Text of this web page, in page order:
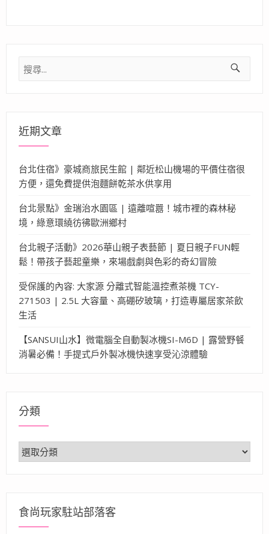
搜
尋
近期文章
台北住宿》豪城商旅民生館 | 鄰近松山機場的平價住宿很
方便，還免費提供泡麵餅乾茶水供享用
台北景點》金瑞治水園區 | 遠離喧囂！城市裡的森林秘
境，綠意環繞彷彿歐洲鄉村
台北親子活動》2026華山親子表藝節 | 夏日親子FUN輕
鬆！帶孩子藝起童樂，來場戲劇與色彩的奇幻冒險
受保護的內容: 大家源 分離式智能溫控煮茶機 TCY-
271503 | 2.5L 大容量、高硼矽玻璃，打造專屬居家茶飲
生活
【SANSUI山水】微電腦全自動製冰機SI-M6D | 露營野餐
消暑必備！手提式戶外製冰機快速享受沁涼體驗
分類
分
類
食尚玩家駐站部落客